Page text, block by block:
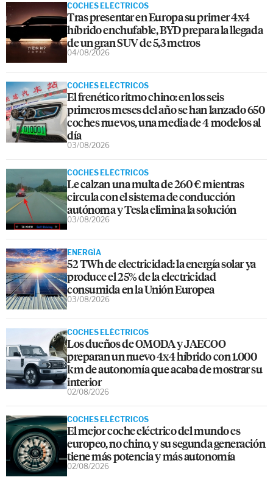
COCHES ELÉCTRICOS
Tras presentar en Europa su primer 4x4
híbrido enchufable, BYD prepara la llegada
de un gran SUV de 5,3 metros
04/08/2026
COCHES ELÉCTRICOS
El frenético ritmo chino: en los seis
primeros meses del año se han lanzado 650
coches nuevos, una media de 4 modelos al
día
03/08/2026
COCHES ELÉCTRICOS
Le calzan una multa de 260 € mientras
circula con el sistema de conducción
autónoma y Tesla elimina la solución
03/08/2026
ENERGÍA
52 TWh de electricidad: la energía solar ya
produce el 25% de la electricidad
consumida en la Unión Europea
03/08/2026
COCHES ELÉCTRICOS
Los dueños de OMODA y JAECOO
preparan un nuevo 4x4 híbrido con 1.000
km de autonomía que acaba de mostrar su
interior
02/08/2026
COCHES ELÉCTRICOS
El mejor coche eléctrico del mundo es
europeo, no chino, y su segunda generación
tiene más potencia y más autonomía
02/08/2026